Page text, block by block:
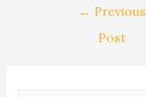
← Previous
Post